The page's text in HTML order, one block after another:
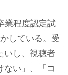
業程度認定試
している。受
いし、視聴者
ない」、「コ